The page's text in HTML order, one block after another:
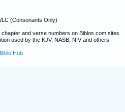
(Consonants Only)
and verse numbers on Biblos.com sites
used by the KJV, NASB, NIV and others.
Bible Hub